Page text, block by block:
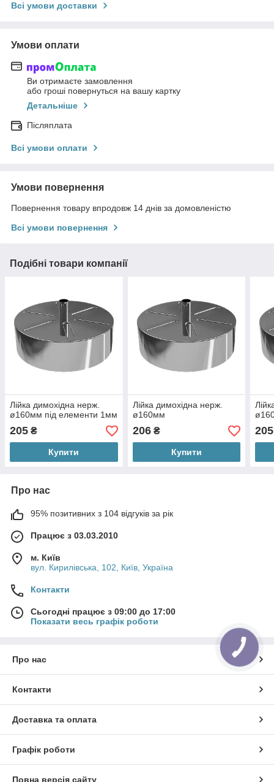
Всі умови доставки
Умови оплати
Ви отримаєте замовлення
або гроші повернуться на вашу картку
Детальніше
Післяплата
Всі умови оплати
Умови повернення
Повернення товару впродовж 14 днів за домовленістю
Всі умови повернення
Подібні товари компанії
Лійка димохідна нерж.
ø160мм під елементи 1мм
205 ₴
Купити
Лійка димохідна нерж.
ø160мм
206₴
Купити
205
Про нас
95% позитивних з 104 відгуків за рік
Працює з 03.03.2010
м. Київ
вул. Кирилівська, 102, Київ, Україна
Контакти
Сьогодні працює з 09:00 до 17:00
Показати весь графік роботи
Про нас
Контакти
Доставка та оплата
Графік роботи
Повна версія сайту